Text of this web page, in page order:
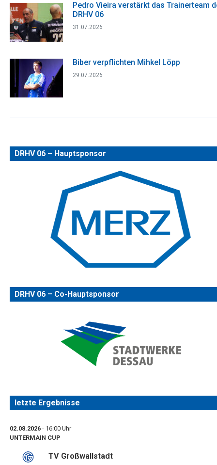
Pedro Vieira verstärkt das Trainerteam
DRHV 06
31.07.2026
Biber verpflichten Mihkel Löpp
29.07.2026
DRHV 06 – Hauptsponsor
DRHV 06 – Co-Hauptsponsor
letzte Ergebnisse
02.08.2026 - 16:00 Uhr
UNTERMAIN CUP
TV Großwallstadt